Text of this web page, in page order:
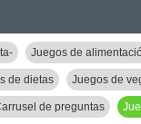
Juegos de
de dietas Juegos de
de preguntas